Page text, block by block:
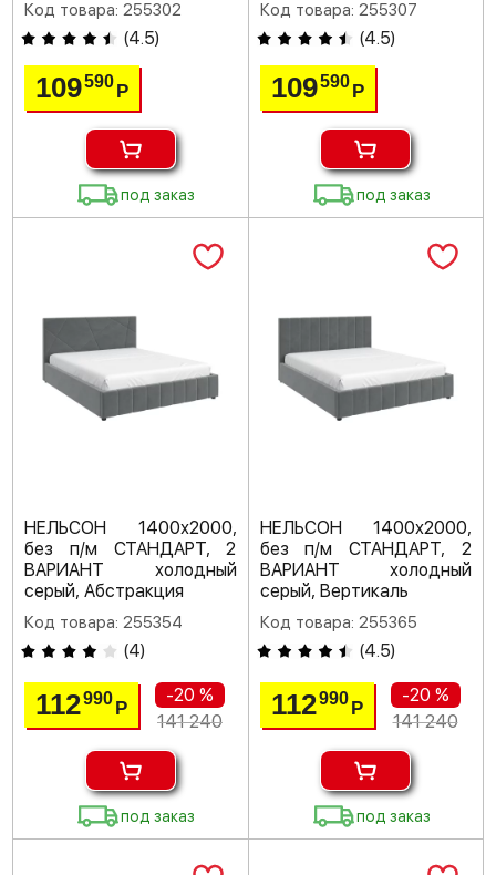
Код товара: 255302
(4.5)
109590Р
под заказ
Код товара: 255307
(4.5)
109590 Р
под заказ
НЕЛЬСОН 1400х2000,
без п/м СТАНДАРТ, 2
ВАРИАНТ холодный
серый, Абстракция
Код товара: 255354
(4)
112990Р
-20 %
141 240
под заказ
НЕЛЬСОН 1400х2000,
без п/м СТАНДАРТ, 2
ВАРИАНТ холодный
серый, Вертикаль
Код товара: 255365
(4.5)
112990 Р
-20 %
141 240
под заказ